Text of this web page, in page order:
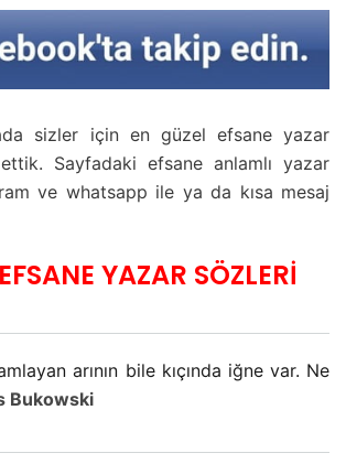
sizler için en güzel efsane yazar
Sayfadaki efsane anlamlı yazar
ve whatsapp ile ya da kısa mesaj
YAZAR SÖZLERİ
arının bile kıçında iğne var. Ne
Bukowski